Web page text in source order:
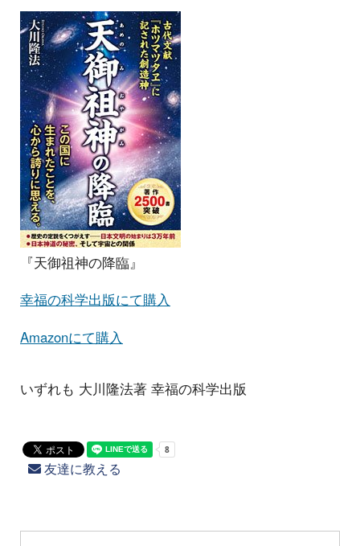
『天御祖神の降臨』
幸福の科学出版にて購入
Amazonにて購入
いずれも 大川隆法著 幸福の科学出版
友達に教える